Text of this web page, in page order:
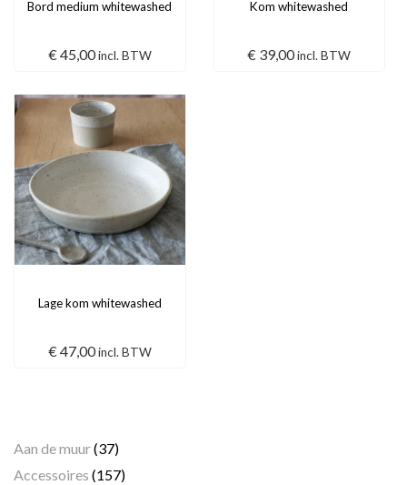
Bord medium whitewashed
€ 45,00 incl. BTW
Kom whitewashed
€ 39,00incl. BTW
Lage kom whitewashed
€47,00 incl. BTW
Aan de muur(37)
Accessoires (157)